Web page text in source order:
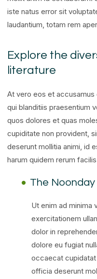
iste natus error sit
laudantium, totam rem
Explore the
literature
At vero eos et
qui blanditiis praesentium
quos dolores et quas
cupiditate non provident,
deserunt mollitia animi, id
harum quidem rerum
The
Ut enim ad minima
exercitationem
dolor in
dolore eu fugiat
occaecat cupidatat
officia deserunt